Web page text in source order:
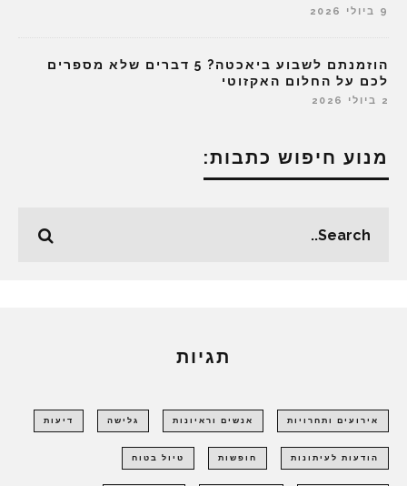
9 ביולי 2026
הוזמנתם לשבוע ביאכטה? 5 דברים שלא מספרים
לכם על החלום האקזוטי
2 ביולי 2026
מנוע חיפוש כתבות:
תגיות
אירועים ותחרויות אנשים וראיונות גלישה דיעות
הודעות לעיתונות חופשות טיול בטוח